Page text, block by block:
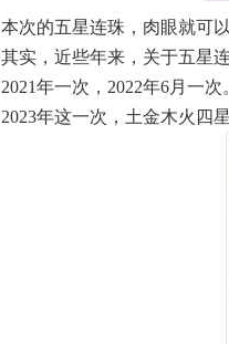
本次的五星连珠，肉眼就可
其实，近些年来，关于五星
2021年一次，2022年6月一次
2023年这一次，土金木火四